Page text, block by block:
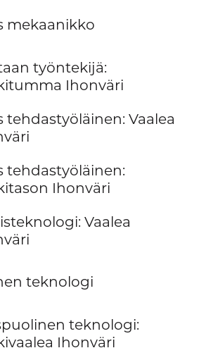
mekaanikko
työntekijä:
Ihonväri
tehdastyöläinen: Vaalea
tehdastyöläinen:
Ihonväri
Vaalea
teknologi
teknologi:
Ihonväri